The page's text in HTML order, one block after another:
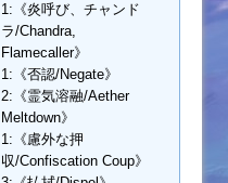
1:《炎呼び、チャンド
ラ/Chandra,
Flamecaller》
1:《否認/Negate》
2:《霊気溶融/Aether
Meltdown》
1:《慮外な押
収/Confiscation Coup》